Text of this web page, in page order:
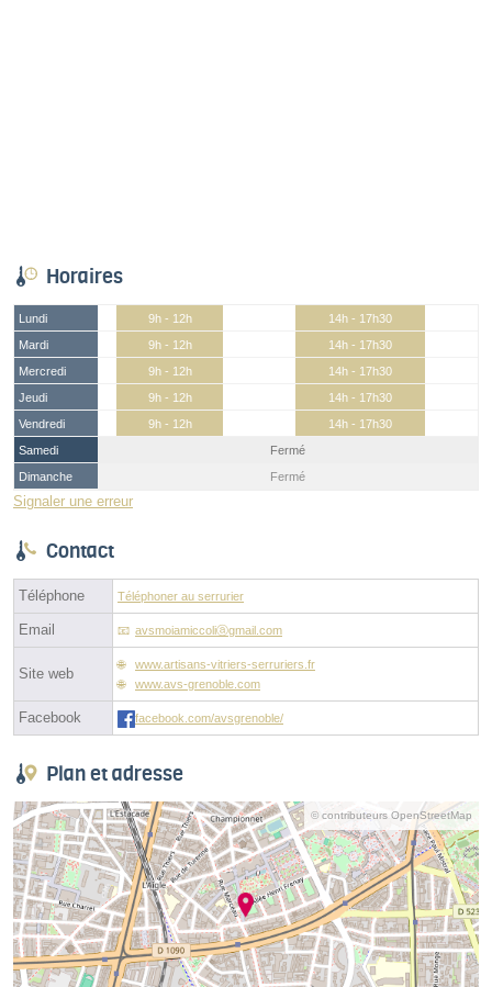
Horaires
Lundi 9h - 12h
14h - 17h30
Mardi
9h - 12h
14h - 17h30
Mercredi
9h - 12h
14h - 17h30
Jeudi
9h - 12h
14h - 17h30
Vendredi
9h - 12h
14h - 17h30
Samedi
Fermé
Dimanche
Fermé
Signaler une erreur
Contact
Téléphone Téléphoner au serrurier
Email avsmoiamiccoliⓐgmail.com
Site web
www.artisans-vitriers-serruriers.fr
www.avs-grenoble.com
Facebook facebook.com/avsgrenoble/
Plan et adresse
© contributeurs OpenStreetMap